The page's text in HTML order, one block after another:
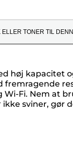
TONER TIL
høj kapacitet
fremragende
Fi. Nem at
sviner,